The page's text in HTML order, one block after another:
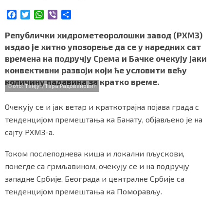
c
e
b
o
o
k
i
t
t
e
r
W
a
t
s
A
p
p
b
e
r
a
r
e
Републички хидрометеоролошки завод (РХМЗ)
издао је хитно упозорење да се у наредних сат
времена на подручју Срема и Бачке очекују јаки
конвективни развоји који ће условити већу
количину падавина за кратко време.
Фото: Танјуг/Тара Радовановић
Очекују се и јак ветар и краткотрајна појава града с
тенденцијом премештања ка Банату, објављено је на
сајту РХМЗ-а.
Током послеподнева киша и локални пљускови,
понегде са грмљавином, очекују се и на подручју
западне Србије, Београда и централне Србије са
тенденцијом премештања ка Поморављу.
ЗЕЛЕНИ ГРАД
ВИДЕО
СПЕЦИЈАЛИ
БЛОГ
СВЕТ
СПОРТ
БИЗНИС